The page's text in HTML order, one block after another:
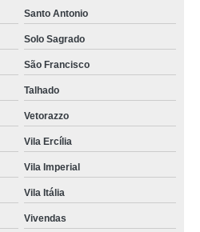
Santo Antonio
Solo Sagrado
São Francisco
Talhado
Vetorazzo
Vila Ercília
Vila Imperial
Vila Itália
Vivendas